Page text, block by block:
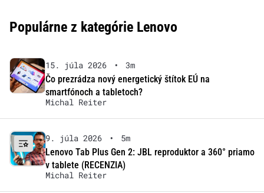
Populárne z kategórie Lenovo
15. júla 2026 •
3m
Čo prezrádza nový energetický štítok EÚ na
smartfónoch a tabletoch?
Michal Reiter
9. júla 2026 •
5m
Lenovo Tab Plus Gen 2: JBL reproduktor a 360° priamo
v tablete (RECENZIA)
Michal Reiter